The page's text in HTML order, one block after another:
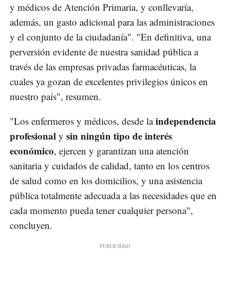
y médicos de Atención Primaria, y conllevaría,
además, un gasto adicional para las administraciones
y el conjunto de la ciudadanía". "En definitiva, una
perversión evidente de nuestra sanidad pública a
través de las empresas privadas farmacéuticas, la
cuales ya gozan de excelentes privilegios únicos en
nuestro país", resumen.
"Los enfermeros y médicos, desde laindependencia
profesional y sin ningún tipo de interés
económico, ejercen y garantizan una atención
sanitaria y cuidados de calidad, tanto en los centros
de salud como en los domicilios, y una asistencia
pública totalmente adecuada a las necesidades que en
cada momento pueda tener cualquier persona",
concluyen.